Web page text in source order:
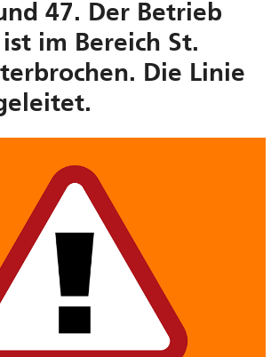
47. Der Betrieb
im Bereich St.
Die Linie